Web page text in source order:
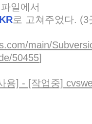
파일에서
로 고쳐주었다. (3
main/
50455]
용] - [작업중]